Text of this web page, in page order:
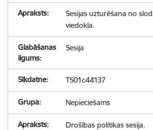
Sesijas uzturēšana no
viedokļa.
Sesija
TS01c44137
Nepieciešams
Drošības politikas sesija.